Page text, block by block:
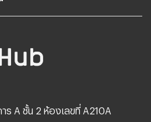
ร A ชั้น 2 ห้องเลขที่ A210A